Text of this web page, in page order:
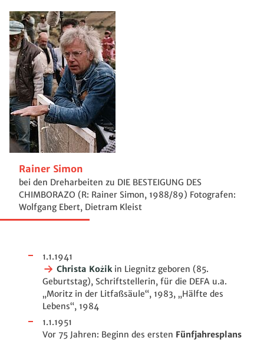
Rainer Simon
bei den Dreharbeiten zu DIE BESTEIGUNG DES
CHIMBORAZO (R: Rainer Simon, 1988/89) Fotografen:
Wolfgang Ebert, Dietram Kleist
1.1.1941
Christa Kożikin Liegnitz geboren (85.
Geburtstag), Schriftstellerin, für die DEFA u.a.
„Moritz in der Litfaßsäule“, 1983, „Hälfte des
Lebens“, 1984
1.1.1951
Vor 75 Jahren: Beginn des ersten Fünfjahresplans